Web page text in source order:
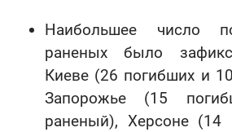
Наибольшее число
раненых было
Киеве (26 погибших и
Запорожье (15
раненый), Херсоне (14